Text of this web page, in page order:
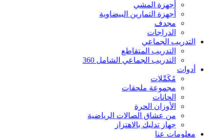
أجهزة المشي
أجهزة التمارين البيضاوية
مجدف
الدراجات
التدريب الجماعي
التدريب المتقاطع
التدريب الجماعي الشامل 360
أدوات
مُكَمِّلات
مجموعة ملحقات
الحانات
الأوزان الحرة
من عشاق الصالات الرياضية
جهاز تدليك بالاهتزاز
معلومات عنا